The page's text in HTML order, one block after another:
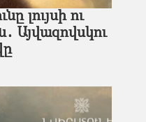
լույսի ու
Այվազովսկու